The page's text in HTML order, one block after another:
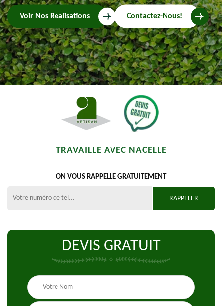
Voir Nos Realisations Contactez-Nous!
TRAVAILLE AVEC NACELLE
ON VOUS RAPPELLE GRATUITEMENT
DEVIS GRATUIT